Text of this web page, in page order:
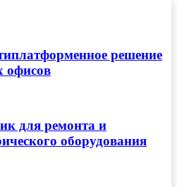
решение
офисов
для ремонта и
оборудования